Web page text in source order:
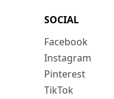
SOCIAL
Facebook
Instagram
Pinterest
TikTok